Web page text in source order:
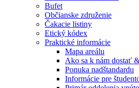
Bufet
Občianske združenie
Čakacie listiny
Etický kódex
Praktické informácie
Mapa areálu
Ako sa k nám dostať
Ponuka nadštandardu
Informácie pre